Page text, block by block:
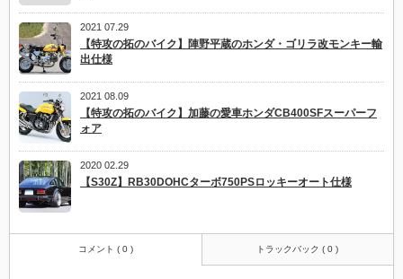
2021 07.29
【特攻の拓のバイク】陣野平蔵のホンダ・ゴリラ改モンキー輸
出仕様
2021 08.09
【特攻の拓のバイク】加藤の愛車ホンダCB400SFスーパーフ
ォア
2020 02.29
【S30Z】RB30DOHCターボ750PSロッキーオート仕様
コメント ( 0 ) トラックバック ( 0 )